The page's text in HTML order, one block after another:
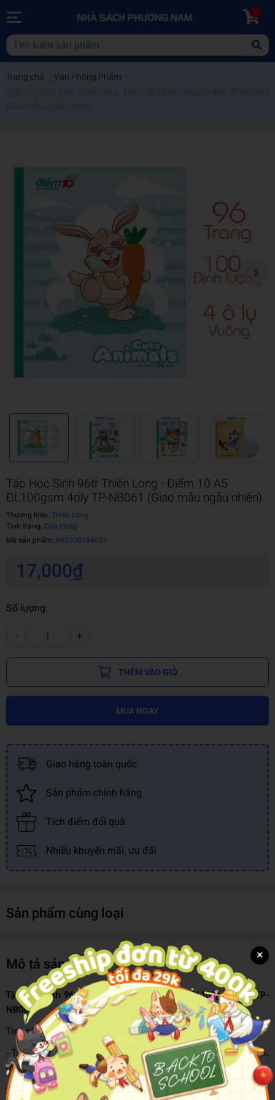
0
Trang chủ Văn Phòng Phẩm
Tập Học Sinh 96tr Thiên Long - Điểm 10 A5
ĐL100gsm 4oly TP-NB061 (Giao mẫu ngẫu nhiên)
Thương hiệu: Thiên Long
Tình trạng: Còn hàng
Mã sản phẩm: 893500184601
17,000₫
Số lượng:
- +
THÊM VÀO GIỎ
MUA NGAY
Giao hàng toàn quốc
Sản phẩm chính hãng
Tích điểm đổi quà
Nhiều khuyến mãi, ưu đãi
Sản phẩm cùng loại
Mô tả sản phẩm
Tập Học Sinh 96tr Thiên Long - Điểm 10 A5 ĐL100gsm 4oly TP-
NB061
Tính năng nổi bật:
- Tập học sinh Thiên Long được sản xuất theo công nghệ hiện đại,
màu sắc đẹp, sắc nét.
- Tập học sinh thiết kế hoàn toàn mới, màu sắc và bố cục ấn
×